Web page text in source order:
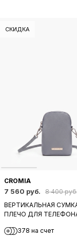
СКИДКА
CROMIA
7 560 руб.
8 400
ВЕРТИКАЛЬНАЯ
ПЛЕЧО ДЛЯ
СЕРОЙ КОЖИ
378 на счет